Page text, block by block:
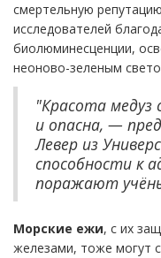
смертельную
исследователей
биолюминесценции,
неоново-зеленым
"Красота медуз
и опасна, —
Левер из
способности к
поражают
Морские ежи, с их
железами, тоже могут